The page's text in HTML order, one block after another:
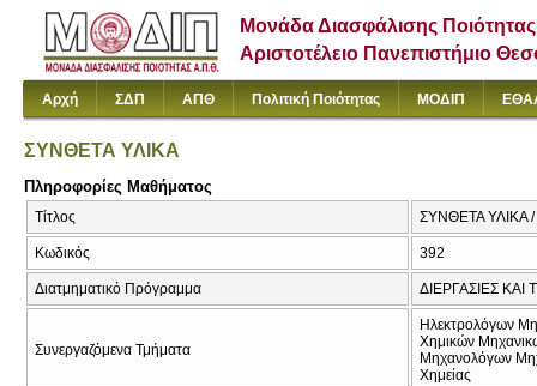
Μονάδα Διασφάλισης Ποιότητας
Αριστοτέλειο Πανεπιστήμιο
Αρχή ΣΔΠ ΑΠΘ Πολιτική Ποιότητας ΜΟΔΙΠ
ΣΥΝΘΕΤΑ ΥΛΙΚΑ
Πληροφορίες Μαθήματος
Τίτλος ΣΥΝΘΕΤΑ ΥΛΙΚΑ /
Κωδικός 392
Διατμηματικό Πρόγραμμα ΔΙΕΡΓΑΣΙΕΣ
Συνεργαζόμενα Τμήματα
Ηλεκτρολόγων
Χημικών
Μηχανολόγων
Χημείας